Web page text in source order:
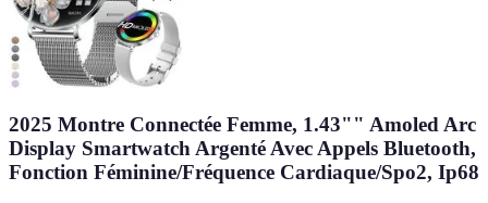
2025 Montre Connectée Femme, 1.43"" Amoled Arc
Display Smartwatch Argenté Avec Appels Bluetooth,
Fonction Féminine/Fréquence Cardiaque/Spo2, Ip68